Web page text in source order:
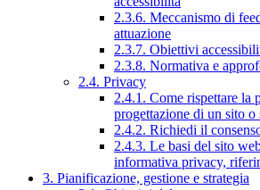
2.3.6. Meccanismo di
attuazione
2.3.7. Obiettivi
2.3.8. Normativa e
2.4. Privacy
2.4.1. Come rispettare la
progettazione di un sito
2.4.2. Richiedi il
2.4.3. Le basi del sito
informativa privacy,
3. Pianificazione, gestione e strategia